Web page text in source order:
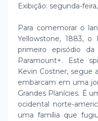
Exibição: segunda-
Para comemorar o
Yellowstone, 1883, o
primeiro episódio da
Paramount+. Este
Kevin Costner, segue
embarcam em uma
Grandes Planícies. É
ocidental norte-
uma família que